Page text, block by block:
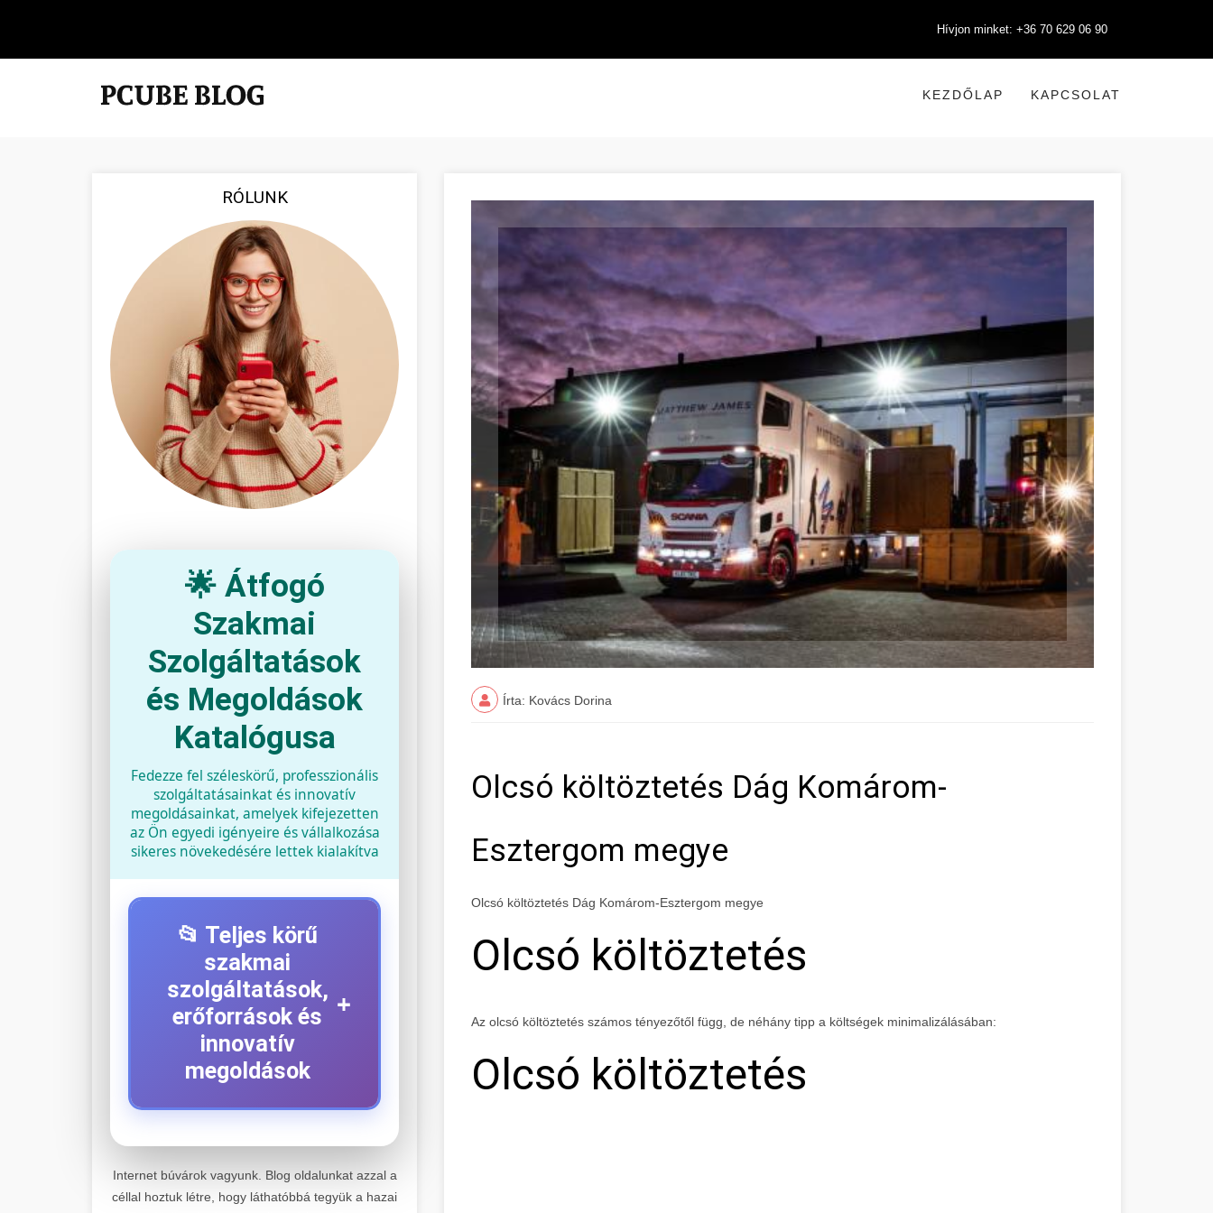
Hívjon minket: +36 70 629 06 90
KEZDŐLAP KAPCSOLAT
RÓLUNK
🌟 Átfogó
Szakmai
Szolgáltatások
és Megoldások
Katalógusa
Fedezze fel széleskörű, professzionális
szolgáltatásainkat és innovatív
megoldásainkat, amelyek kifejezetten
az Ön egyedi igényeire és vállalkozása
sikeres növekedésére lettek kialakítva
📂 Teljes körű
szakmai
szolgáltatások,
erőforrások és
innovatív
megoldások
+
+
Kiemelkedő szakértelemmel
Internet búvárok vagyunk. Blog oldalunkat azzal a
céllal hoztuk létre, hogy láthatóbbá tegyük a hazai
Írta: Kovács Dorina
Olcsó költöztetés Dág Komárom-
Esztergom megye
Olcsó költöztetés Dág Komárom-Esztergom megye
Olcsó költöztetés
Az olcsó költöztetés számos tényezőtől függ, de néhány tipp a költségek minimalizálásában:
Olcsó költöztetés